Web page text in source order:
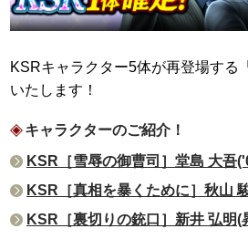
KSRキャラクター5体が再登場する
いたします！
キャラクターのご紹介！
KSR［雪辱の御曹司］堂島 大吾
KSR［真相を暴くために］秋山
KSR［裏切りの銃口］新井 弘明(